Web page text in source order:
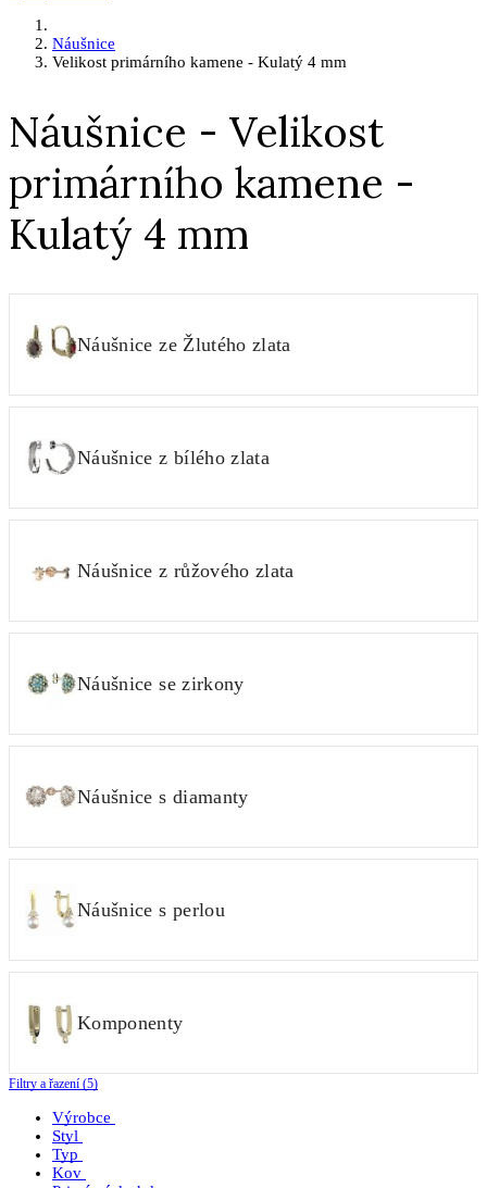
Náušnice
Velikost primárního kamene - Kulatý 4 mm
Náušnice - Velikost
primárního kamene -
Kulatý 4 mm
Náušnice ze Žlutého zlata
Náušnice z bílého zlata
Náušnice z růžového zlata
Náušnice se zirkony
Náušnice s diamanty
Náušnice s perlou
Komponenty
Filtry a řazení (5)
Výrobce
Styl
Typ
Kov